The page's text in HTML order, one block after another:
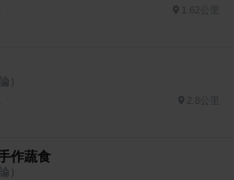
）
作蔬食
）